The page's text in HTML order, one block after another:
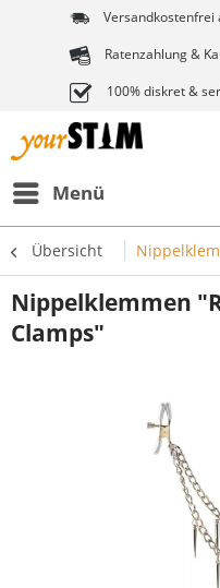
Versandkostenfrei
Ratenzahlung &
100% diskret &
Menü
Übersicht
Nippelklemmen
Clamps"